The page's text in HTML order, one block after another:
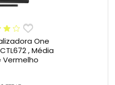
One
, Média
Vermelho